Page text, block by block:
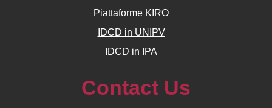
Piattaforme KIRO
IDCD in UNIPV
IDCD in IPA
Contact Us